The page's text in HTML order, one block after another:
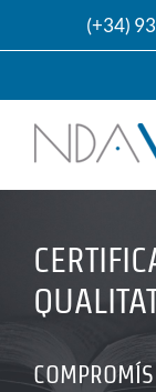
(+34)
COMPROMÍS